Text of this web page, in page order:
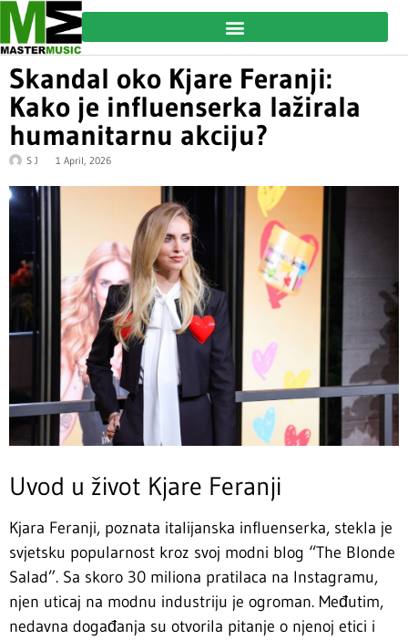
Skandal oko Kjare Feranji:
Kako je influenserka lažirala
humanitarnu akciju?
S J 1 April, 2026
Uvod u život Kjare Feranji
Kjara Feranji, poznata italijanska influenserka, stekla je
svjetsku popularnost kroz svoj modni blog “The Blonde
Salad”. Sa skoro 30 miliona pratilaca na Instagramu,
njen uticaj na modnu industriju je ogroman. Međutim,
nedavna događanja su otvorila pitanje o njenoj etici i